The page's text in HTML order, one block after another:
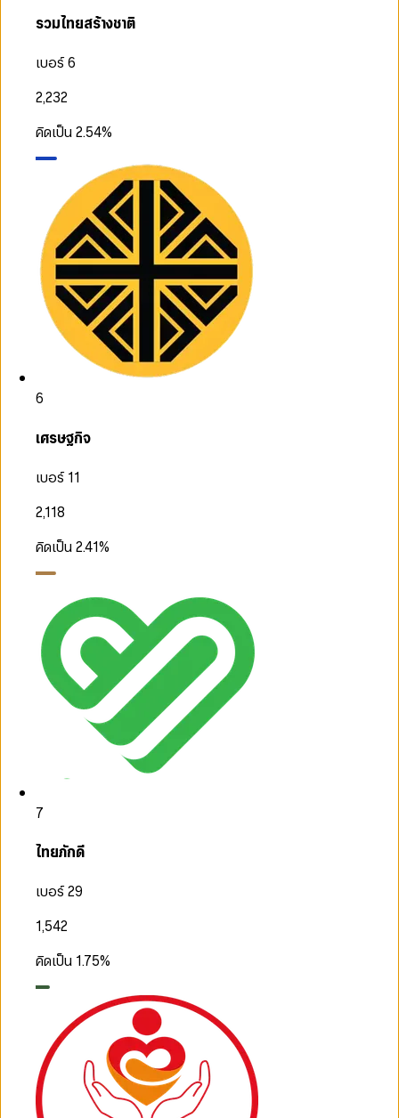
รวมไทยสร้างชาติ
เบอร์ 6
2,232
คิดเป็น2.54%
6
เศรษฐกิจ
เบอร์ 11
2,118
คิดเป็น2.41%
7
ไทยภักดี
เบอร์ 29
1,542
คิดเป็น 1.75%